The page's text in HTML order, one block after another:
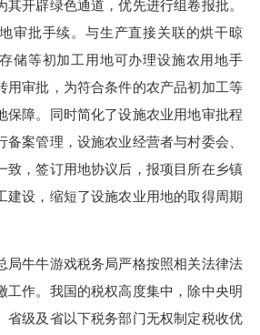
其开辟绿色通道，优先进行组卷报批。
审批手续。与生产直接关联的烘干晾
储等初加工用地可办理设施农用地手
用审批，为符合条件的农产品初加工等
保障。同时简化了设施农业用地审批程
备案管理，设施农业经营者与村委会、
致，签订用地协议后，报项目所在乡镇
建设，缩短了设施农业用地的取得周期
牛牛游戏税务局严格按照相关法律法
工作。我国的税权高度集中，除中央明
省级及省以下税务部门无权制定税收优